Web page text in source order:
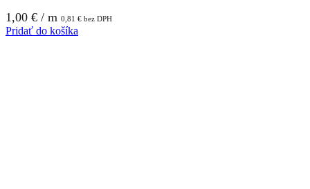
1,00 € / m 0,81 € bez DPH
Pridať do košíka